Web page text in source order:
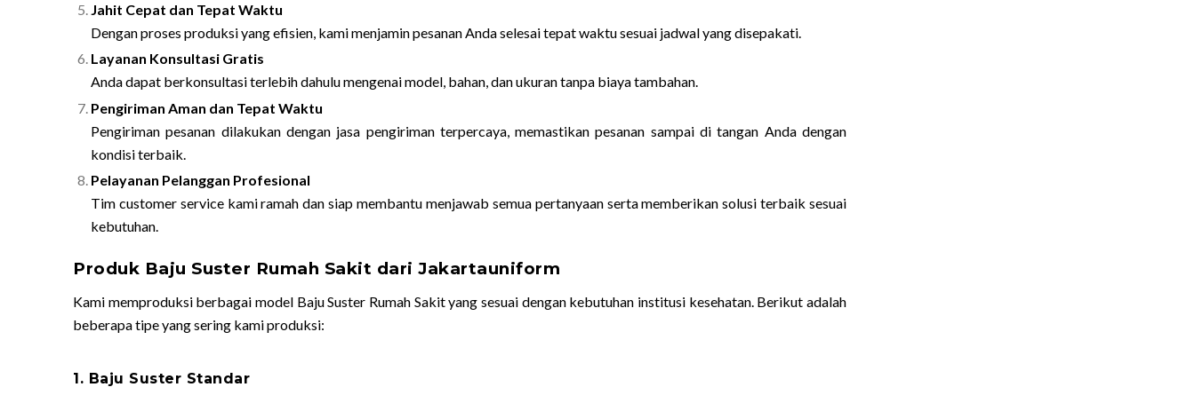
Jahit Cepat dan Tepat Waktu
Dengan proses produksi yang efisien, kami menjamin pesanan Anda selesai tepat waktu sesuai jadwal yang disepakati.
Layanan Konsultasi Gratis
Anda dapat berkonsultasi terlebih dahulu mengenai model, bahan, dan ukuran tanpa biaya tambahan.
Pengiriman Aman dan Tepat Waktu
Pengiriman pesanan dilakukan dengan jasa pengiriman terpercaya, memastikan pesanan sampai di tangan Anda dengan
kondisi terbaik.
Pelayanan Pelanggan Profesional
Tim customer service kami ramah dan siap membantu menjawab semua pertanyaan serta memberikan solusi terbaik sesuai
kebutuhan.
Produk Baju Suster Rumah Sakit dari Jakartauniform
Kami memproduksi berbagai model Baju Suster Rumah Sakit yang sesuai dengan kebutuhan institusi kesehatan. Berikut adalah
beberapa tipe yang sering kami produksi:
1. Baju Suster Standar